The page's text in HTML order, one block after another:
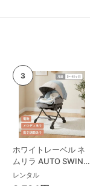
ホワイトレーベル ネ
ムリラ AUTO SWING
BEDi Long スリープ
レンタル